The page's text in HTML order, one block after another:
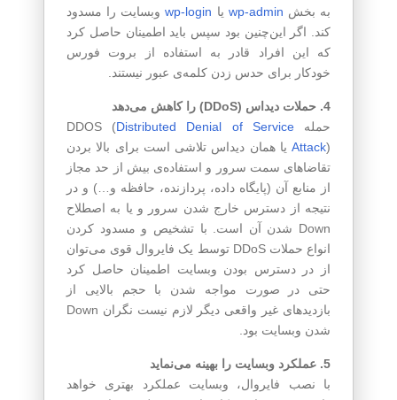
به بخش wp-admin یا wp-loginوبسایت را مسدود
کند. اگر این‌چنین بود سپس باید اطمینان حاصل کرد
که این افراد قادر به استفاده از بروت فورس
خودکار برای حدس زدن کلمه‌ی عبور نیستند.
4. حملات دیداس (DDoS) را کاهش می‌دهد
حمله DDOS (Distributed Denial of Service
Attack ) یا همان دیداس تلاشی است برای بالا بردن
تقاضاهای سمت سرور و استفاده‌ی بیش از حد مجاز
از منابع آن (پایگاه داده، پردازنده، حافظه و…) و در
نتیجه از دسترس خارج شدن سرور و یا به اصطلاح
Down شدن آن است. با تشخیص و مسدود کردن
انواع حملات DDoS توسط یک فایروال قوی می‌توان
از در دسترس بودن وبسایت اطمینان حاصل کرد
حتی در صورت مواجه شدن با حجم بالایی از
بازدیدهای غیر واقعی دیگر لازم نیست نگران Down
شدن وبسایت بود.
5. عملکرد وبسایت را بهینه می‌نماید
با نصب فایروال، وبسایت عملکرد بهتری خواهد